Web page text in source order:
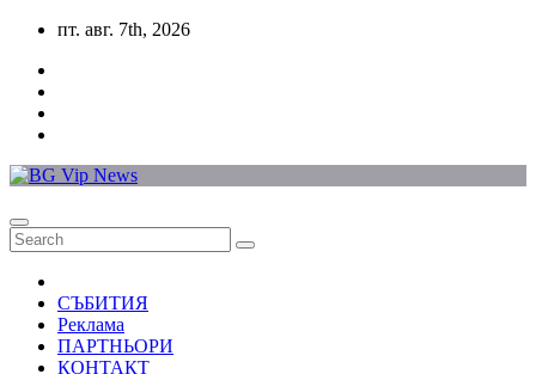
Skip
content
пт. авг. 7th, 2026
СЪБИТИЯ
Реклама
ПАРТНЬОРИ
КОНТАКТ